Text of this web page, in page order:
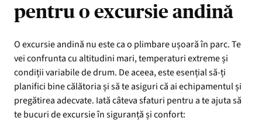
pentru o excursie andină
O excursie andină nu este ca o plimbare ușoară în parc. Te
vei confrunta cu altitudini mari, temperaturi extreme și
condiții variabile de drum. De aceea, este esențial să-ți
planifici bine călătoria și să te asiguri că ai echipamentul și
pregătirea adecvate. Iată câteva sfaturi pentru a te ajuta să
te bucuri de excursie în siguranță și confort: